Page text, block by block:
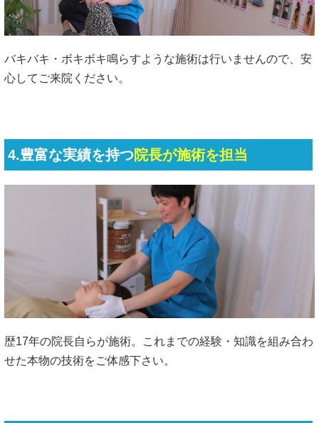
バキバキ・ボキボキ鳴らすような施術は行いませんので、安
心してご来院ください。
4.豊富な実績を持つ院長が施術を担当
歴17年の院長自らが施術。これまでの経験・知識を組み合わ
せた本物の技術をご体感下さい。